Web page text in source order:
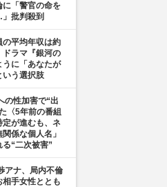
に「警官の命を
批判殺到
の平均年収は約
ドラマ『銀河の
うに「あなたが
いう選択肢
の性加害で“出
〈5年前の番組
定が進むも、ネ
係な個人名」
る“二次被害”
アナ、局内不倫
相手女性ととも